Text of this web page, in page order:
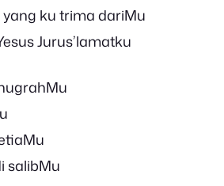
ku trima dariMu
Jurus’lamatku
salibMu